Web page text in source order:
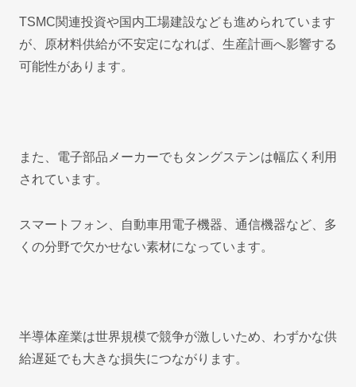
TSMC関連投資や国内工場建設なども進められています
が、原材料供給が不安定になれば、生産計画へ影響する
可能性があります。
また、電子部品メーカーでもタングステンは幅広く利用
されています。
スマートフォン、自動車用電子機器、通信機器など、多
くの分野で欠かせない素材になっています。
半導体産業は世界規模で競争が激しいため、わずかな供
給遅延でも大きな損失につながります。